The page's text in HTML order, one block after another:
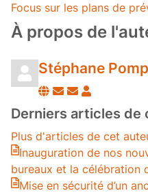
Focus sur les plans de
À propos de
Stéphane
Suivre
blogueur
Se
désabonner
des
publications
de
l'auteur
Stéphane
Pompier
Derniers articles de
Plus d'articles de cet
Inauguration de nos
bureaux et la célébration
Mise en sécurité d’un